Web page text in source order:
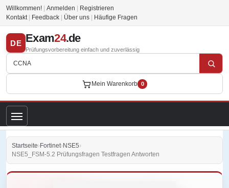
Willkommen! Anmelden
Registrieren
Kontakt
Feedback Über uns Häufige Fragen
DE Exam24.de
Prüfungsvorbereitung einfach und zuverlässig
Mein Warenkorb 0
Startseite›Fortinet›NSE5›
NSE5_FSM-5.2 Prüfungsfragen Testfragen Antworten